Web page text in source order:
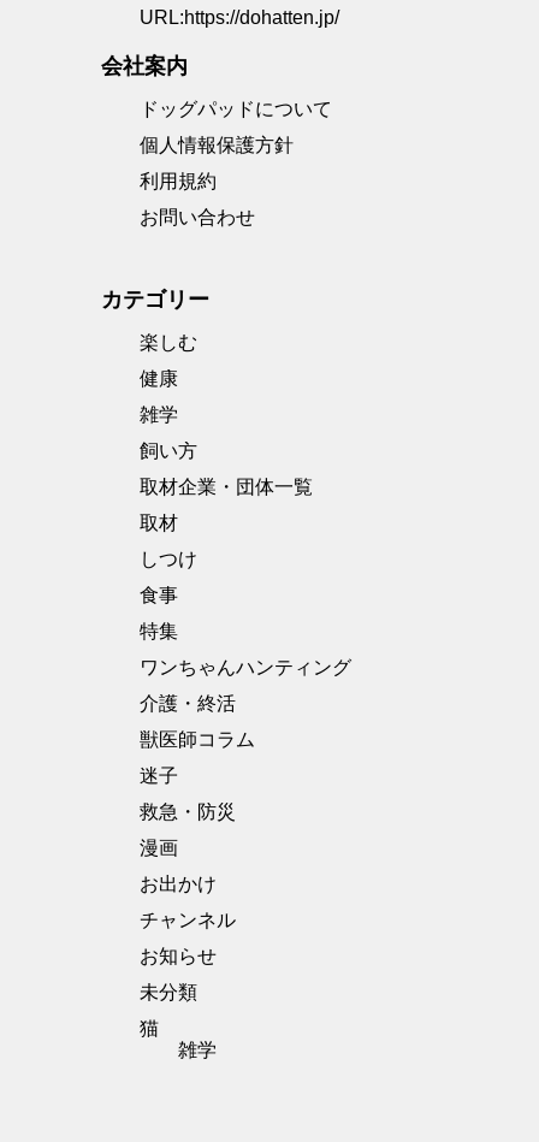
URL:https://dohatten.jp/
会社案内
ドッグパッドについて
個人情報保護方針
利用規約
お問い合わせ
カテゴリー
楽しむ
健康
雑学
飼い方
取材企業・団体一覧
取材
しつけ
食事
特集
ワンちゃんハンティング
介護・終活
獣医師コラム
迷子
救急・防災
漫画
お出かけ
チャンネル
お知らせ
未分類
猫
雑学